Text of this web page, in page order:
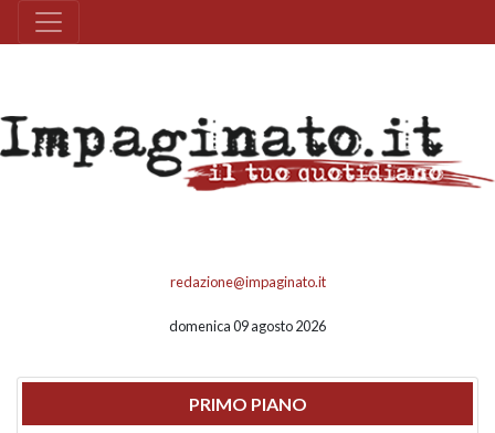
redazione@impaginato.it
domenica 09 agosto 2026
PRIMO PIANO